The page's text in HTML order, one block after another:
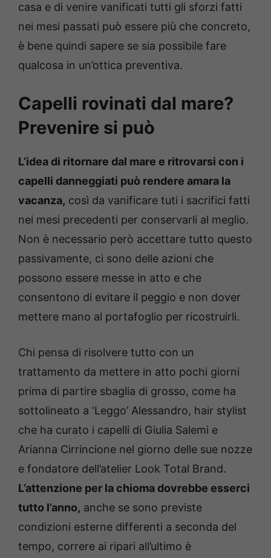
casa e di venire vanificati tutti gli sforzi fatti
nei mesi passati può essere più che concreto,
è bene quindi sapere se sia possibile fare
qualcosa in un’ottica preventiva.
Capelli rovinati dal mare?
Prevenire si può
L’idea di ritornare dal mare e ritrovarsi con i
capelli danneggiati può rendere amara la
vacanza, così da vanificare tuti i sacrifici fatti
nei mesi precedenti per conservarli al meglio.
Non è necessario però accettare tutto questo
passivamente, ci sono delle azioni che
possono essere messe in atto e che
consentono di evitare il peggio e non dover
mettere mano al portafoglio per ricostruirli.
Chi pensa di risolvere tutto con un
trattamento da mettere in atto pochi giorni
prima di partire sbaglia di grosso, come ha
sottolineato a ‘Leggo’ Alessandro, hair stylist
che ha curato i capelli di Giulia Salemi e
Arianna Cirrincione nel giorno delle sue nozze
e fondatore dell’atelier Look Total Brand.
L’attenzione per la chioma dovrebbe esserci
tutto l’anno, anche se sono previste
condizioni esterne differenti a seconda del
tempo, correre ai ripari all’ultimo è